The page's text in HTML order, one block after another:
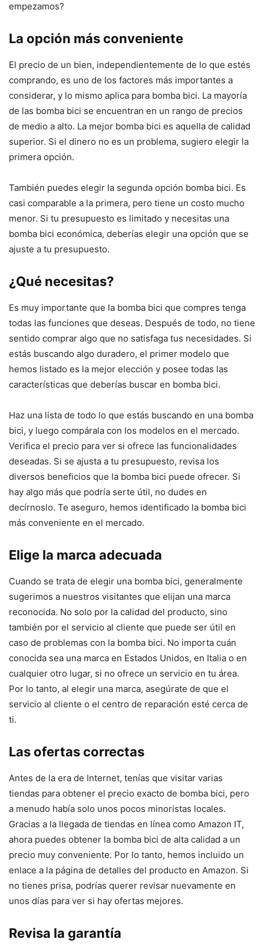
empezamos?
La opción más conveniente
El precio de un bien, independientemente de lo que estés
comprando, es uno de los factores más importantes a
considerar, y lo mismo aplica para bomba bici. La mayoría
de las bomba bici se encuentran en un rango de precios
de medio a alto. La mejor bomba bici es aquella de calidad
superior. Si el dinero no es un problema, sugiero elegir la
primera opción.
También puedes elegir la segunda opción bomba bici. Es
casi comparable a la primera, pero tiene un costo mucho
menor. Si tu presupuesto es limitado y necesitas una
bomba bici económica, deberías elegir una opción que se
ajuste a tu presupuesto.
¿Qué necesitas?
Es muy importante que la bomba bici que compres tenga
todas las funciones que deseas. Después de todo, no tiene
sentido comprar algo que no satisfaga tus necesidades. Si
estás buscando algo duradero, el primer modelo que
hemos listado es la mejor elección y posee todas las
características que deberías buscar en bomba bici.
Haz una lista de todo lo que estás buscando en una bomba
bici, y luego compárala con los modelos en el mercado.
Verifica el precio para ver si ofrece las funcionalidades
deseadas. Si se ajusta a tu presupuesto, revisa los
diversos beneficios que la bomba bici puede ofrecer. Si
hay algo más que podría serte útil, no dudes en
decírnoslo. Te aseguro, hemos identificado la bomba bici
más conveniente en el mercado.
Elige la marca adecuada
Cuando se trata de elegir una bomba bici, generalmente
sugerimos a nuestros visitantes que elijan una marca
reconocida. No solo por la calidad del producto, sino
también por el servicio al cliente que puede ser útil en
caso de problemas con la bomba bici. No importa cuán
conocida sea una marca en Estados Unidos, en Italia o en
cualquier otro lugar, si no ofrece un servicio en tu área.
Por lo tanto, al elegir una marca, asegúrate de que el
servicio al cliente o el centro de reparación esté cerca de
ti.
Las ofertas correctas
Antes de la era de Internet, tenías que visitar varias
tiendas para obtener el precio exacto de bomba bici, pero
a menudo había solo unos pocos minoristas locales.
Gracias a la llegada de tiendas en línea como Amazon IT,
ahora puedes obtener la bomba bici de alta calidad a un
precio muy conveniente. Por lo tanto, hemos incluido un
enlace a la página de detalles del producto en Amazon. Si
no tienes prisa, podrías querer revisar nuevamente en
unos días para ver si hay ofertas mejores.
Revisa la garantía